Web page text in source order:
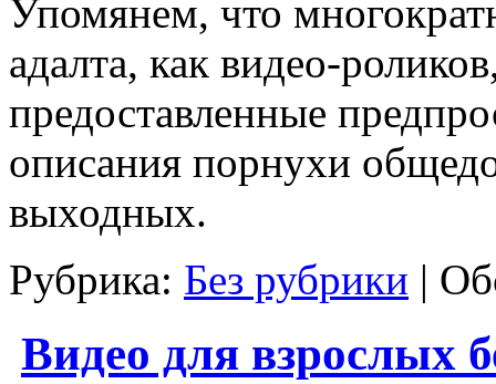
Упомянем, что
адалта, как видео-
предоставленные
описания порнухи
выходных.
Рубрика: Без рубрики |
Видео для взрослых